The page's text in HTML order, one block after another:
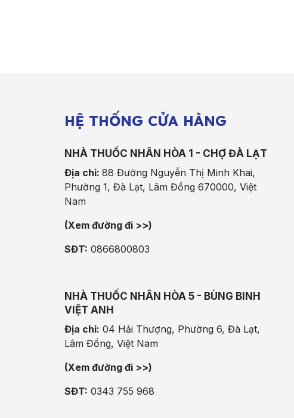
HỆ THỐNG CỬA HÀNG
NHÀ THUỐC NHÂN HÒA 1 - CHỢ ĐÀ LẠT
Địa chỉ: 88 Đường Nguyễn Thị Minh Khai,
Phường 1, Đà Lạt, Lâm Đồng 670000, Việt
Nam
(Xem đường đi >>)
SĐT: 0866800803
NHÀ THUỐC NHÂN HÒA 5 - BÙNG BINH
VIỆT ANH
Địa chỉ: 04 Hải Thượng, Phường 6, Đà Lạt,
Lâm Đồng, Việt Nam
(Xem đường đi >>)
SĐT: 0343 755 968